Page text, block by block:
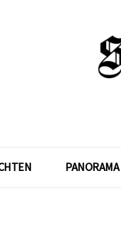
PANORAMA